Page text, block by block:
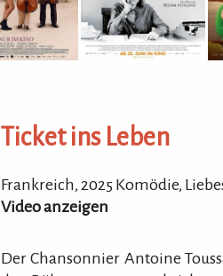
Ticket ins Leben
Frankreich, 2025 Komödie,
Video anzeigen
Der Chansonnier Antoine